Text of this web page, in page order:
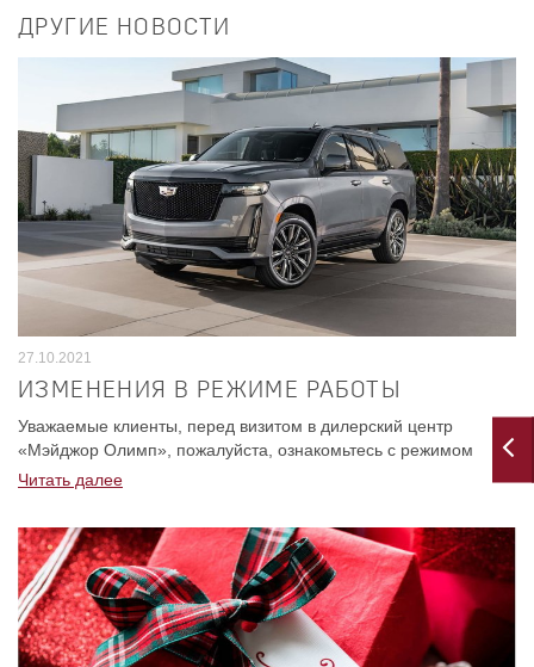
ДРУГИЕ НОВОСТИ
27.10.2021
ИЗМЕНЕНИЯ В РЕЖИМЕ РАБОТЫ
Уважаемые клиенты, перед визитом в дилерский центр
«Мэйджор Олимп», пожалуйста, ознакомьтесь с режимом
работы компании в период с 30 октября по 7 ноября 2021 г.
Читать далее